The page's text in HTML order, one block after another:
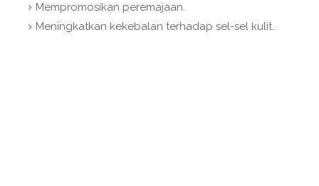
Mempromosikan peremajaan.
Meningkatkan kekebalan terhadap sel-sel kulit..